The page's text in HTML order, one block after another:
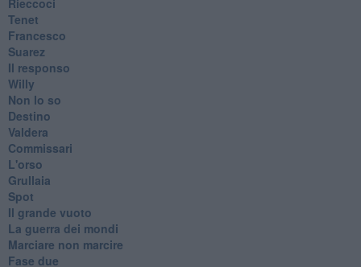
Tenet
Francesco
Suarez
​Il responso
Willy
Non lo so
Destino
Valdera
Commissari
L'orso
Grullaia
Spot
​Il grande vuoto
​La guerra dei mondi
Marciare non marcire
Fase due